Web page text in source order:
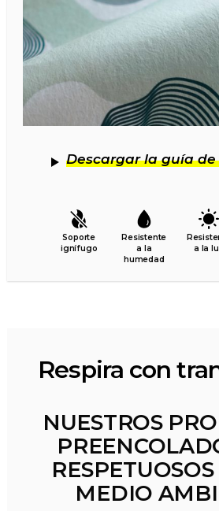
Descargar la guía
Soporte
ignífugo
Resistente
a la
humedad
a la
Respira con
NUESTROS
MEDIO